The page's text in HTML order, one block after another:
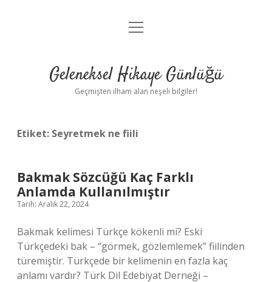
Anasayfa
Yasal Uyarı
menüyü
Geleneksel Hikaye Günlüğü
Geçmişten ilham alan neşeli bilgiler!
Etiket: Seyretmek ne fiili
Bakmak Sözcüğü Kaç Farklı
Anlamda Kullanılmıştır
Tarih: Aralık 22, 2024
Bakmak kelimesi Türkçe kökenli mi? Eski
Türkçedeki bak – “görmek, gözlemlemek” fiilinden
türemiştir. Türkçede bir kelimenin en fazla kaç
anlamı vardır? Türk Dil Edebiyat Derneği –